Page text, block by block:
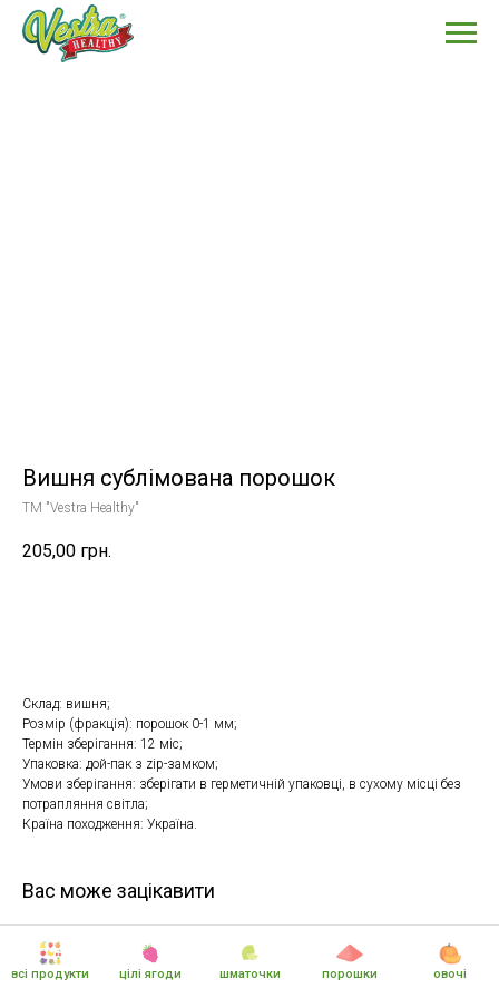
всі продукти цілі ягоди шматочки порошки овочі
Вишня сублімована порошок
TM "Vestra Healthy"
205,00 грн.
Склад: вишня;
Розмір (фракція): порошок 0-1 мм;
Термін зберігання: 12 міс;
Упаковка: дой-пак з zip-замком;
Умови зберігання: зберігати в герметичній упаковці, в сухому місці без
потрапляння світла;
Країна походження: Україна.
Вас може зацікавити